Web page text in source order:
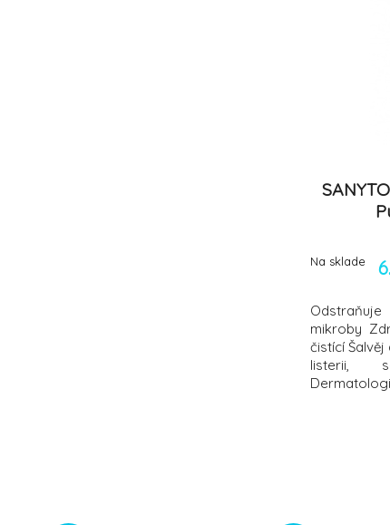
Na sklade
mikroby
čistící
listerii,